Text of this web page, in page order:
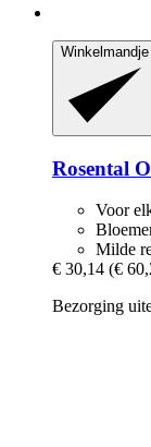
Winkelmandje
Rosental
Voor
Milde
€ 30,14 (€
Bezorging